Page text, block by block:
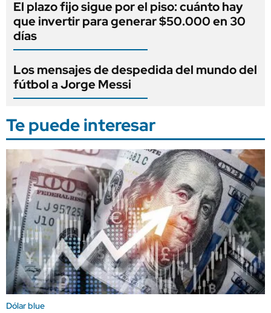
El plazo fijo sigue por el piso: cuánto hay
que invertir para generar $50.000 en 30
días
Los mensajes de despedida del mundo del
fútbol a Jorge Messi
Te puede interesar
Dólar blue